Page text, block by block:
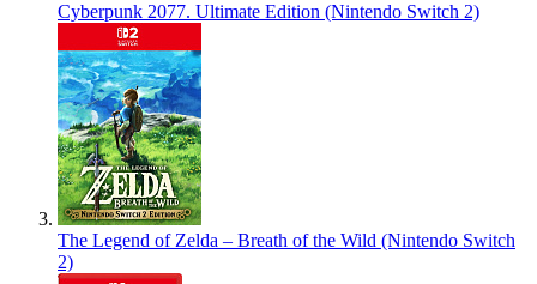
Cyberpunk 2077. Ultimate Edition (Nintendo Switch 2)
The Legend of Zelda – Breath of the Wild (Nintendo Switch
2)